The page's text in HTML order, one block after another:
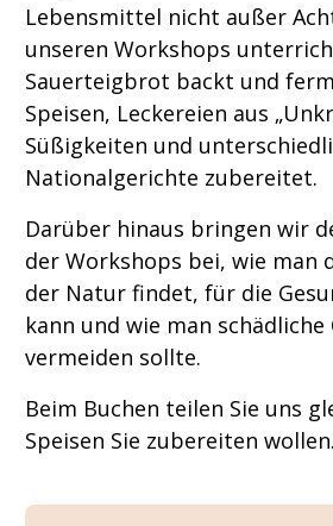
Lebensmittel nicht außer
unseren Workshops
Sauerteigbrot backt und
Speisen, Leckereien aus
Süßigkeiten und
Nationalgerichte zubereitet.
Darüber hinaus bringen wir
der Workshops bei, wie man
der Natur findet, für die
kann und wie man schädliche
vermeiden sollte.
Beim Buchen teilen Sie uns
Speisen Sie zubereiten wollen.